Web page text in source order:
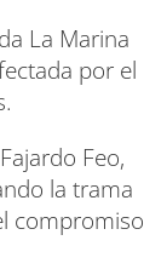
La Marina
por el
Feo,
la trama
compromiso